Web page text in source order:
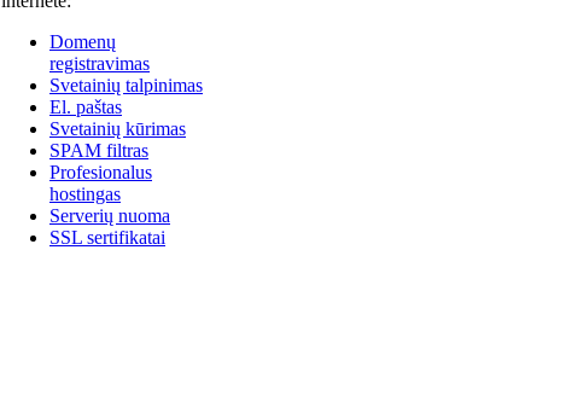
Domenų
registravimas
Svetainių talpinimas
El. paštas
Svetainių kūrimas
SPAM filtras
Profesionalus
hostingas
Serverių nuoma
SSL sertifikatai